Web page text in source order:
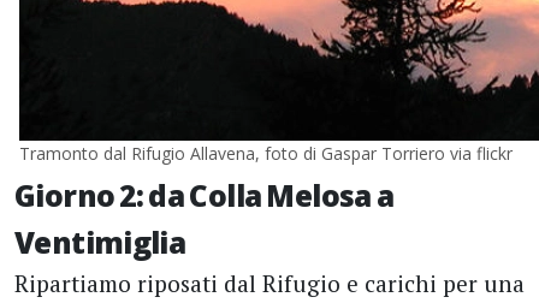
Tramonto dal Rifugio Allavena, foto di Gaspar Torriero via flickr
Giorno 2: da Colla Melosa a
Ventimiglia
Ripartiamo riposati dal Rifugio e carichi per una